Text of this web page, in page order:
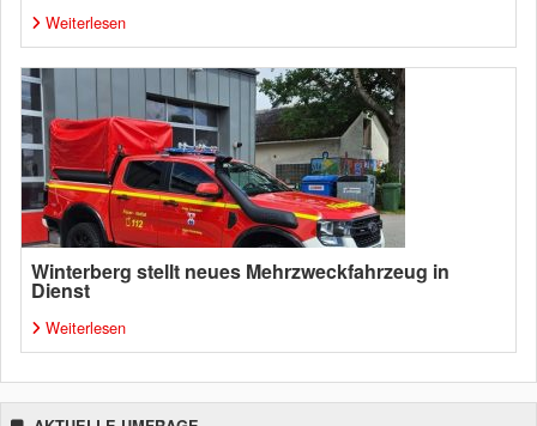
Weiterlesen
Winterberg stellt neues Mehrzweckfahrzeug in
Dienst
Weiterlesen